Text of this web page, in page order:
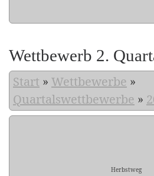
Wettbewerb 2.
Start » Wettbewerbe »
Quartalswettbewerbe »
Herbstweg